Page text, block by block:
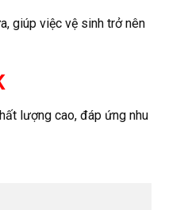
giúp việc vệ sinh trở nên
lượng cao, đáp ứng nhu